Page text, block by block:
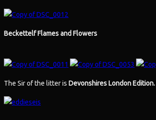
Beckettelf Flames and Flowers
The Sir of the litter is Devonshires London Edition.